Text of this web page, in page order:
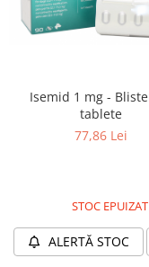
Isemid 1 mg -
tablete
77,86 Lei
STOC EPUIZAT
ALERTĂ STOC